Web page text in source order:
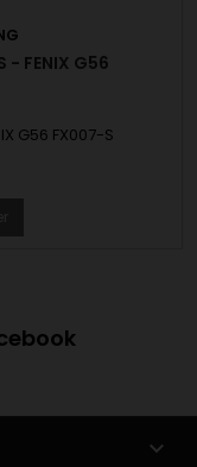
- FENIX G56
G56 FX007-S
